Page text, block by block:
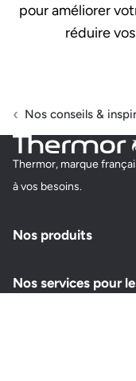
pour améliorer
réduire
Nos conseils &
Thermor, marque
à vos besoins.
Nos produits
Nos services pour